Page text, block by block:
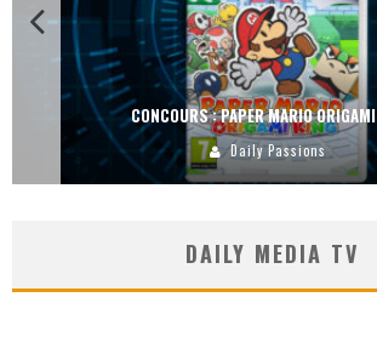
CONCOURS : DREAMS SUR PS4
Carlos Mühlig
DAILY MEDIA TV